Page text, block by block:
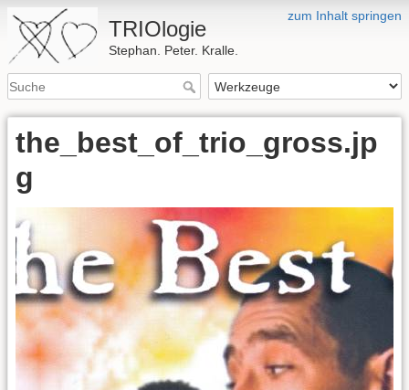
zum Inhalt springen
TRIOlogie
Stephan. Peter. Kralle.
the_best_of_trio_gross.jp
g